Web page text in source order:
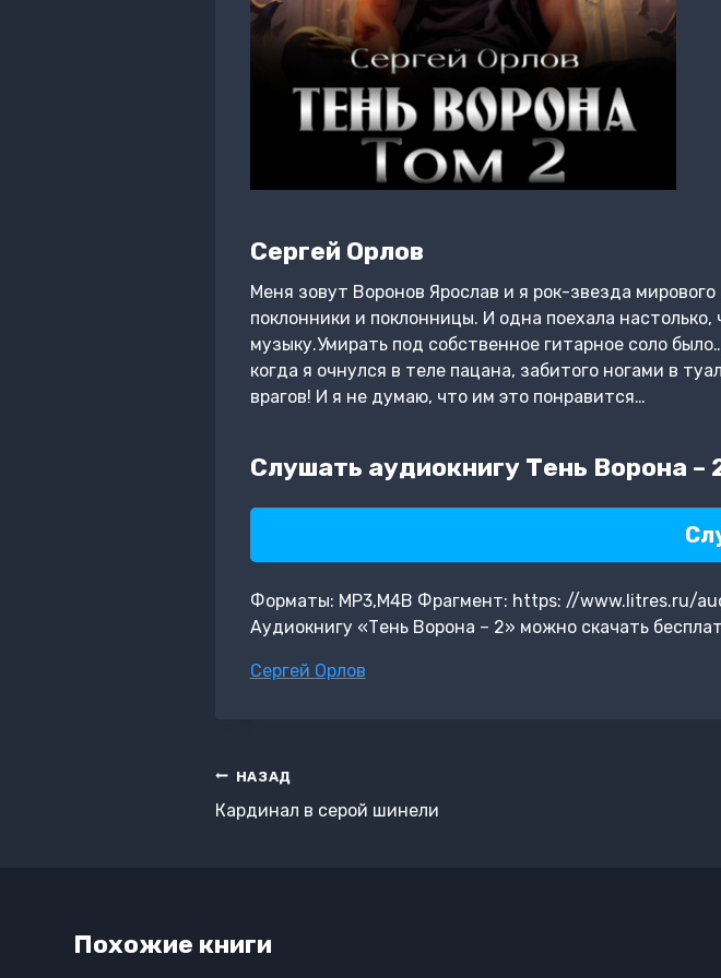
Сергей Орлов
Меня зовут Воронов Ярослав и я рок-звезда
поклонники и поклонницы. И одна поехала
музыку.Умирать под собственное гитарное соло
когда я очнулся в теле пацана, забитого ногами в
врагов! И я не думаю, что им это понравится…
Слушать аудиокнигу Тень Ворона –
Форматы: MP3,M4B Фрагмент: https: //www.litres.ru/
Аудиокнигу «Тень Ворона – 2» можно скачать
Метки
Сергей Орлов
Навигация
по
НАЗАД
Кардинал в серой шинели
Похожие книги